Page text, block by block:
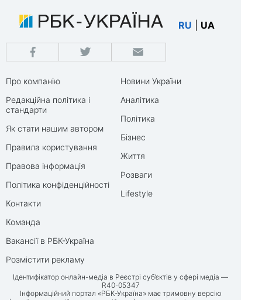
RU UA
Про компанію
Редакційна політика і
стандарти
Як стати нашим автором
Правила користування
Правова інформація
Політика конфіденційності
Контакти
Команда
Вакансії в РБК-Україна
Розмістити рекламу
Новини України
Аналітика
Політика
Бізнес
Життя
Розваги
Lifestyle
Ідентифікатор онлайн-медіа в Реєстрі суб’єктів у сфері медіа —
R40-05347
Інформаційний портал «РБК-Україна» має тримовну версію